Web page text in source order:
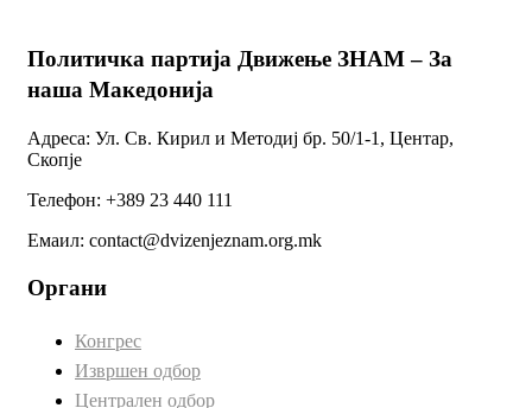
Политичка партија Движење ЗНАМ – За
наша Македонија
Адреса: Ул. Св. Кирил и Методиј бр. 50/1-1, Центар,
Скопје
Телефон: +389 23 440 111
Емаил: contact@dvizenjeznam.org.mk
Органи
Конгрес
Извршен одбор
Централен одбор